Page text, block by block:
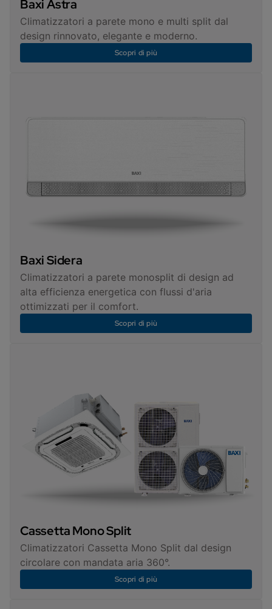
Baxi Astra
Climatizzatori a parete mono e multi split dal
design rinnovato, elegante e moderno.
Scopri di più
Baxi Sidera
Climatizzatori a parete monosplit di design ad
alta efficienza energetica con flussi d'aria
ottimizzati per il comfort.
Scopri di più
Cassetta Mono Split
Climatizzatori Cassetta Mono Split dal design
circolare con mandata aria 360°.
Scopri di più